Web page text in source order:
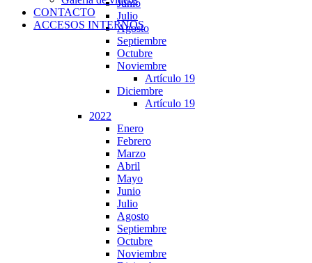
Junio
Julio
Agosto
Septiembre
Octubre
Noviembre
Artículo 19
Diciembre
Artículo 19
2022
Enero
Febrero
Marzo
Abril
Mayo
Junio
Julio
Agosto
Septiembre
Octubre
Noviembre
CONTACTO
ACCESOS INTERNOS